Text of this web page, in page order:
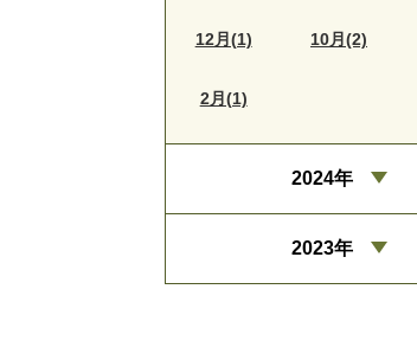
12月(1) 10月(2)
2月(1)
2024年
2023年